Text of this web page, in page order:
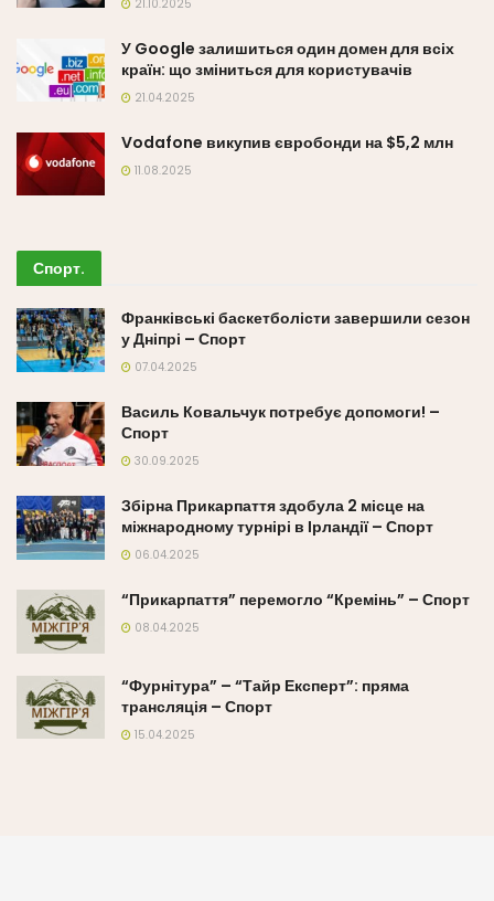
21.10.2025
У Google залишиться один домен для всіх
країн: що зміниться для користувачів
21.04.2025
Vodafone викупив євробонди на $5,2 млн
11.08.2025
Спорт.
Франківські баскетболісти завершили сезон
у Дніпрі – Спорт
07.04.2025
Василь Ковальчук потребує допомоги! –
Спорт
30.09.2025
Збірна Прикарпаття здобула 2 місце на
міжнародному турнірі в Ірландії – Спорт
06.04.2025
“Прикарпаття” перемогло “Кремінь” – Спорт
08.04.2025
“Фурнітура” – “Тайр Експерт”: пряма
трансляція – Спорт
15.04.2025